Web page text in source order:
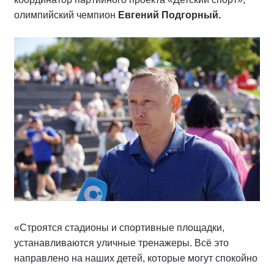
олимпийский чемпион Евгений Подгорный.
«Строятся стадионы и спортивные площадки,
устанавливаются уличные тренажеры. Всё это
направлено на наших детей, которые могут спокойно